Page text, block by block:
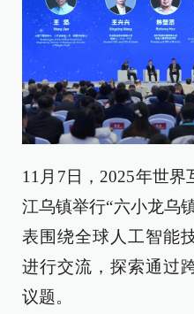
11月7日，2025年世
江乌镇举行“六小龙乌
表围绕全球人工智能
进行交流，探索通过
议题。